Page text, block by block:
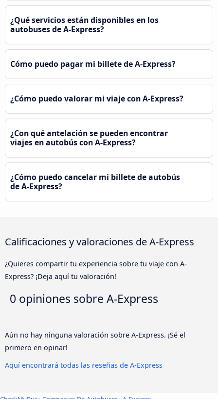
¿Qué servicios están disponibles en los
autobuses de A-Express?
Cómo puedo pagar mi billete de A-Express?
¿Cómo puedo valorar mi viaje con A-Express?
¿Con qué antelación se pueden encontrar
viajes en autobús con A-Express?
¿Cómo puedo cancelar mi billete de autobús
de A-Express?
Calificaciones y valoraciones de A-Express
¿Quieres compartir tu experiencia sobre tu viaje con A-
Express? ¡Deja aquí tu valoración!
0 opiniones sobre A-Express
Aún no hay ninguna valoración sobre A-Express. ¡Sé el
primero en opinar!
Aquí encontrará todas las reseñas de A-Express